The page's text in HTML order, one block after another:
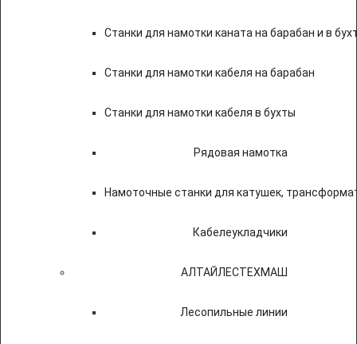
Станки для намотки каната на барабан и в
Станки для намотки кабеля на барабан
Станки для намотки кабеля в бухты
Рядовая намотка
Намоточные станки для катушек,
Кабелеукладчики
АЛТАЙЛЕСТЕХМАШ
Лесопильные линии